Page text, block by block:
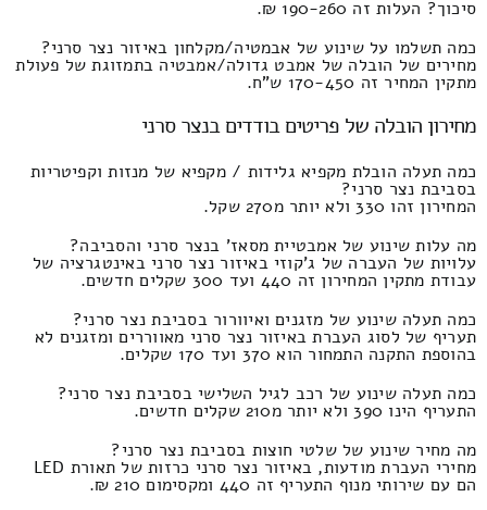
סיכוך? העלות זה 190-260 ₪.
כמה תשלמו על שינוע של אבמטיה/מקלחון באיזור נצר סרני?
מחירים של הובלה של אמבט גדולה/אמבטיה בתמזוגת של פעולת
מתקין המחיר זה 170-450 ש"ח.
מחירון הובלה של פריטים בודדים בנצר סרני
כמה תעלה הובלת מקפיא גלידות / מקפיא של מנזות וקפיטריות
בסביבת נצר סרני?
המחירון זהו 330 ולא יותר מ270 שקל.
מה עלות שינוע של אמבטיית מסאז' בנצר סרני והסביבה?
עלויות של העברה של ג'קוזי באיזור נצר סרני באינטגרציה של
עבודת מתקין המחירון זה 440 ועד 300 שקלים חדשים.
כמה תעלה שינוע של מזגנים ואיוורור בסביבת נצר סרני?
תעריף של לסוג העברת באיזור נצר סרני מאווררים ומזגנים לא
בהוספת התקנה התמחור הוא 370 ועד 170 שקלים.
כמה תעלה שינוע של רכב לגיל השלישי בסביבת נצר סרני?
התעריף הינו 390 ולא יותר מ210 שקלים חדשים.
מה מחיר שינוע של שלטי חוצות בסביבת נצר סרני?
מחירי העברת מודעות, באיזור נצר סרני כרזות של תאורת LED
הם עם שירותי מנוף התעריף זה 440 ומקסימום 210 ₪.